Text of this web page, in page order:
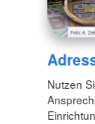
Nutzen